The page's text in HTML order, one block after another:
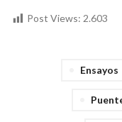
Post Views: 2.603
Ensayos